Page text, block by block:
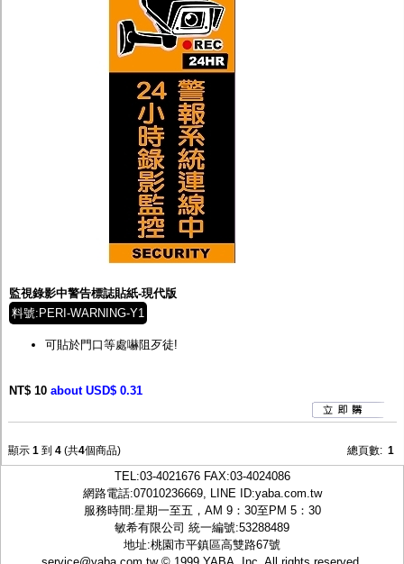
監視錄影中警告標誌貼紙-現代版
料號:PERI-WARNING-Y1
可貼於門口等處嚇阻歹徒!
NT$ 10 about USD$ 0.31
顯示 1 到 4 (共4個商品) 總頁數: 1
TEL:03-4021676FAX:03-4024086
網路電話:07010236669, LINE ID:yaba.com.tw
服務時間:星期一至五，AM 9：30至PM 5：30
敏希有限公司 統一編號:53288489
地址:桃園市平鎮區高雙路67號